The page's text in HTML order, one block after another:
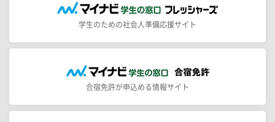
学生のための社会人準備応援サイト
合宿免許が申込める情報サイト